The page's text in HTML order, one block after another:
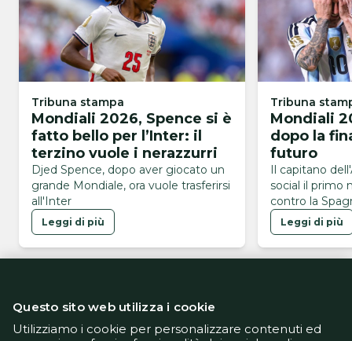
Tribuna stampa
Mondiali 2026, Spence si è
fatto bello per l’Inter: il
terzino vuole i nerazzurri
Djed Spence, dopo aver giocato un
grande Mondiale, ora vuole trasferirsi
all'Inter
Leggi di più
Tribuna
Mondiali
dopo la
futuro
Il capitano
social il primo
contro la
Mondiali 2026
Leggi di più
Questo sito web utilizza i cookie
Utilizziamo i cookie per personalizzare contenuti ed